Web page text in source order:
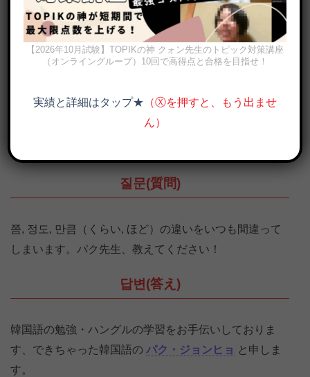
질문(質問)
쯤, 정도, 만큼（くらい, ほど）の違いをいつも間違って
しまいます。パク先生、教えてください！
답변(答え)
韓国語の勉強・ハングルの学習をお手伝いしておりま
す、できちゃった韓国語の パク・ジョンヒョ と申しま
す。
【2026年10月試験】TOPIKの神 クォン先生のトピック対策講座
（オンライングループ）10回で高得点と合格を目指せ！
実績と詳細はタップ★ （Ⓧを押すと、もう出ませ
ん）